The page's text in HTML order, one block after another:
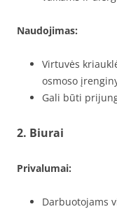
Naudojimas:
Virtuvės
osmoso
Gali būti
2. Biurai
Privalumai:
Darbuotojams